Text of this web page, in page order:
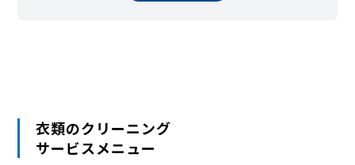
衣類のクリーニング
サービスメニュー